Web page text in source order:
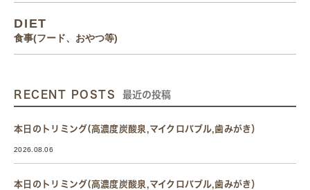
DIET
食事(フード、おやつ等)
RECENT POSTS 最近の投稿
本日のトリミング(高濃度炭酸泉,マイクロバブル,歯みがき）
2026.08.06
本日のトリミング(高濃度炭酸泉,マイクロバブル,歯みがき）